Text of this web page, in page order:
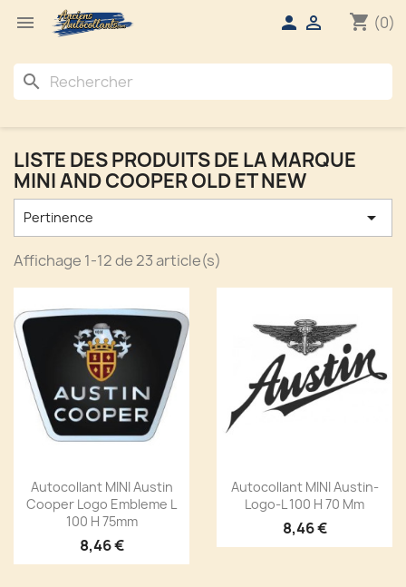
 shopping_cart (0)
 
search
LISTE DES PRODUITS DE LA MARQUE
MINI AND COOPER OLD ET NEW
Pertinence 
Affichage 1-12 de 23 article(s)
Autocollant MINI Austin
Cooper Logo Embleme L
100 H 75mm
8,46 €
Autocollant MINI Austin-
Logo-L 100 H 70 Mm
8,46 €